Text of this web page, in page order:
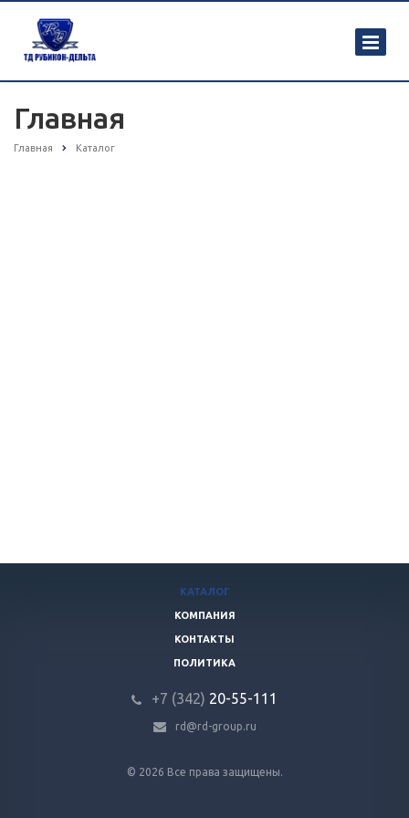
Главная
Главная Каталог
© 2026 Все права защищены.
КАТАЛОГ
КОМПАНИЯ
КОНТАКТЫ
ПОЛИТИКА
+7 (342) 20-55-111
rd@rd-group.ru